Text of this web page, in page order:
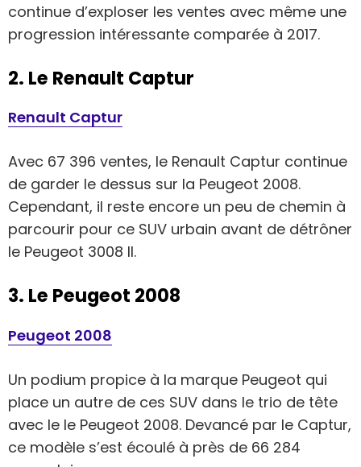
continue d’exploser les ventes avec même une
progression intéressante comparée à 2017.
2. Le Renault Captur
Renault Captur
Avec 67 396 ventes, le Renault Captur continue
de garder le dessus sur la Peugeot 2008.
Cependant, il reste encore un peu de chemin à
parcourir pour ce SUV urbain avant de détrôner
le Peugeot 3008 II.
3. Le Peugeot 2008
Peugeot 2008
Un podium propice à la marque Peugeot qui
place un autre de ces SUV dans le trio de tête
avec le le Peugeot 2008. Devancé par le Captur,
ce modèle s’est écoulé à près de 66 284